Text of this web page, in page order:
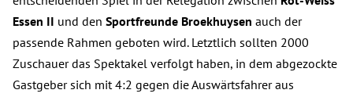
Essen II und den Sportfreunde Broekhuysen auch der
passende Rahmen geboten wird. Letztlich sollten 2000
Zuschauer das Spektakel verfolgt haben, in dem abgezockte
Gastgeber sich mit 4:2 gegen die Auswärtsfahrer aus